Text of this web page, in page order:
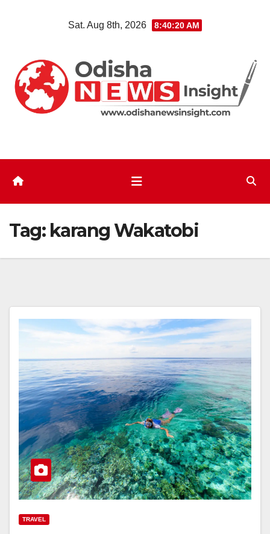
Sat. Aug 8th, 2026 8:40:20 AM
Tag: karang Wakatobi
TRAVEL